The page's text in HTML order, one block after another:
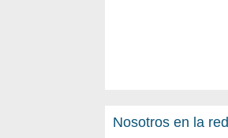
Nosotros en la red